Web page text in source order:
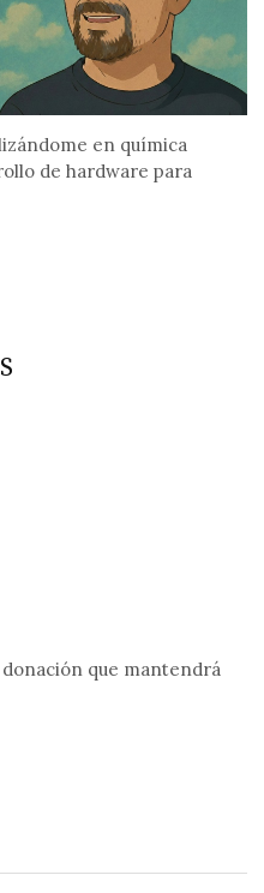
en química
de hardware para
donación que mantendrá